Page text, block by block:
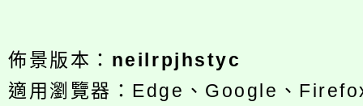
佈景版本： neilrpjhstyc
適用瀏覽器：Edge、Google、